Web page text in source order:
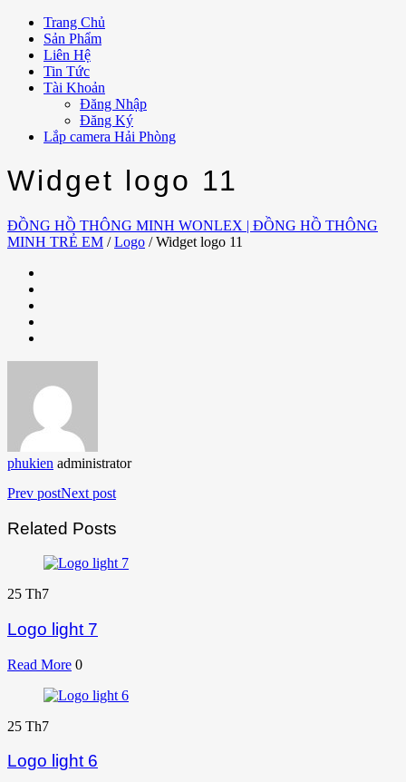
Trang Chủ
Sản Phẩm
Liên Hệ
Tin Tức
Tài Khoản
Đăng Nhập
Đăng Ký
Lắp camera Hải Phòng
Widget logo 11
ĐỒNG HỒ THÔNG MINH WONLEX | ĐỒNG HỒ THÔNG
MINH TRẺ EM / Logo / Widget logo 11
phukien administrator
Prev postNext post
Related Posts
25 Th7
Logo light 7
Read More 0
25 Th7
Logo light 6